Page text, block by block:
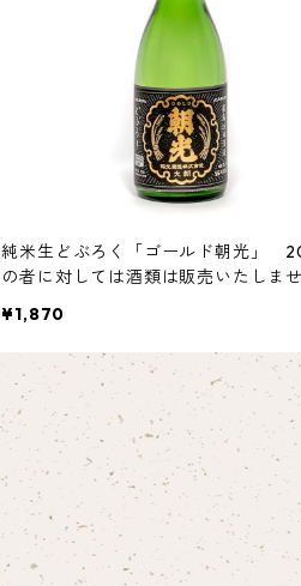
純米生どぶろく「ゴールド朝光」
の者に対しては酒類は販売いたしませ
¥1,870